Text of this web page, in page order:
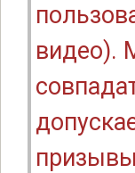
видео).